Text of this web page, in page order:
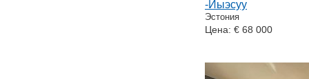
-Йыэсуу
Эстония
Цена: € 68 000